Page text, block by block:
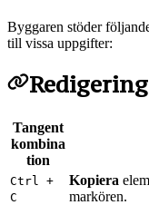
Byggaren stöder
till vissa uppgifter:
Redigering
Tangent
kombina
tion
Ctrl +
C
Kopiera
markören.